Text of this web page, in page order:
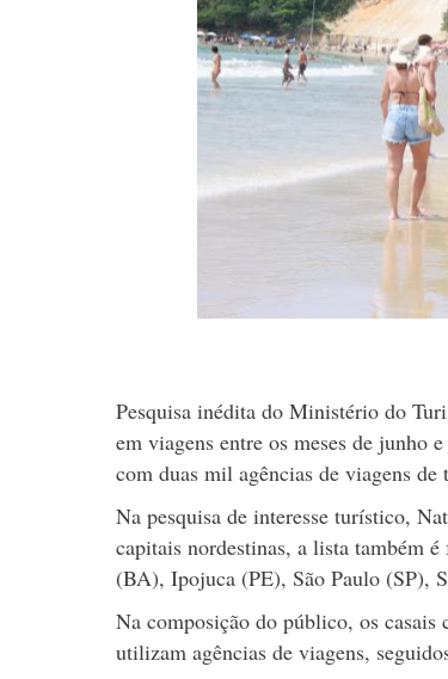
Pesquisa inédita do Ministério do
em viagens entre os meses de junho
com duas mil agências de viagens de
Na pesquisa de interesse turístico,
capitais nordestinas, a lista também
(BA), Ipojuca (PE), São Paulo (SP),
Na composição do público, os
utilizam agências de viagens,